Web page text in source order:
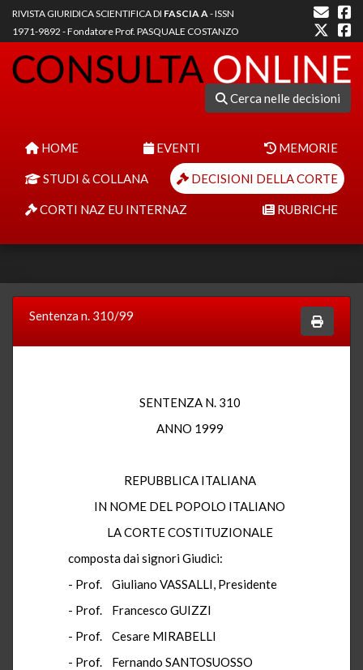
RIVISTA GIURIDICA SCIENTIFICA DI FASCIA A- ISSN
1971-9892 - Fondatore Prof. PASQUALE COSTANZO
Cerca nelle decisioni
HOME EVENTI MEMORIE
STUDI & COLLANA DECISIONI DELLA CORTE
CORTI NAZ EU INTERNAZ RUBRICHE
Sentenza n. 310/99
SENTENZA N. 310
ANNO 1999
REPUBBLICA ITALIANA
IN NOME DEL POPOLO ITALIANO
LA CORTE COSTITUZIONALE
composta dai signori Giudici:
- Prof. Giuliano VASSALLI, Presidente
- Prof. Francesco GUIZZI
- Prof. Cesare MIRABELLI
- Prof. Fernando SANTOSUOSSO